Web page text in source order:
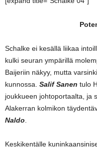
Schalke ei kesällä liikaa
kulki seuran ympärillä
Baijeriin näkyy, mutta
kunnossa. Salif Sanen tulo
joukkueen johtoportaalta, ja
Alakerran kolmikon
Naldo
Keskikentälle